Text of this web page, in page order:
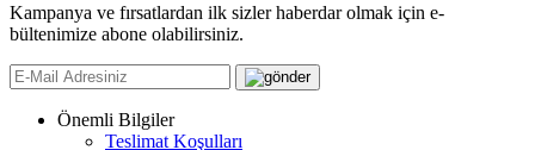
Kampanya ve fırsatlardan ilk sizler haberdar olmak için e-
bültenimize abone olabilirsiniz.
Önemli Bilgiler
Teslimat Koşulları